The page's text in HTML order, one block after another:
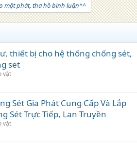
một phát, tha hồ bình luận^^
thiết bị cho hệ thống chống sét,
set
vặt
Sét Gia Phát Cung Cấp Và Lắp
Sét Trực Tiếp, Lan Truyền
vặt